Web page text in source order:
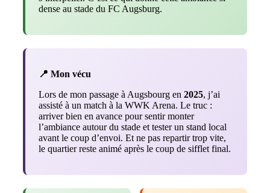
dense au stade du FC Augsburg.
📍 Mon vécu
Lors de mon passage à Augsbourg en 2025, j’ai
assisté à un match à la WWK Arena. Le truc :
arriver bien en avance pour sentir monter
l’ambiance autour du stade et tester un stand local
avant le coup d’envoi. Et ne pas repartir trop vite,
le quartier reste animé après le coup de sifflet final.